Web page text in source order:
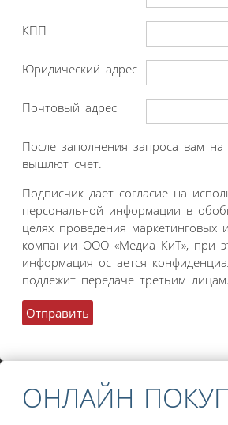
КПП
Юридический адрес
Почтовый адрес
После заполнения запроса вам на
вышлют счет.
Подписчик дает согласие на
персональной информации в
целях проведения маркетинговых
компании ООО «Медиа КиТ», при
информация остается
подлежит передаче третьим лицам.
ОНЛАЙН